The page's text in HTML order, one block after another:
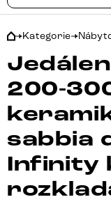
Kategorie
200-
sabbia
Infinity